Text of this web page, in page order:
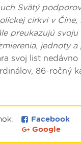
Svätý
cirkvi v Číne,
preukazujú
jednoty
svoj list nedávno
86-ročný
Facebook
Google